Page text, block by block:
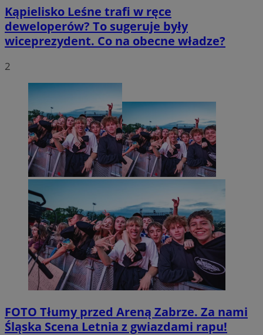
Kąpielisko Leśne trafi w ręce
deweloperów? To sugeruje były
wiceprezydent. Co na obecne władze?
2
FOTO Tłumy przed Areną Zabrze. Za nami
Śląska Scena Letnia z gwiazdami rapu!